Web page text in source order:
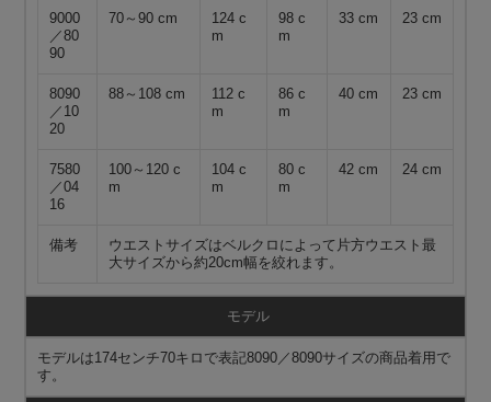
9000
／80
90
70～90 cm
124 c
m
98 c
m
33 cm 23 cm
8090
／10
20
88～108 cm
112 c
m
86 c
m
40 cm 23 cm
7580
／04
16
100～120 c
m
104 c
m
80 c
m
42 cm 24 cm
備考
ウエストサイズはベルクロによって片方ウエスト最
大サイズから約20cm幅を絞れます。
モデル
モデルは174センチ70キロで表記8090／8090サイズの商品着用で
す。